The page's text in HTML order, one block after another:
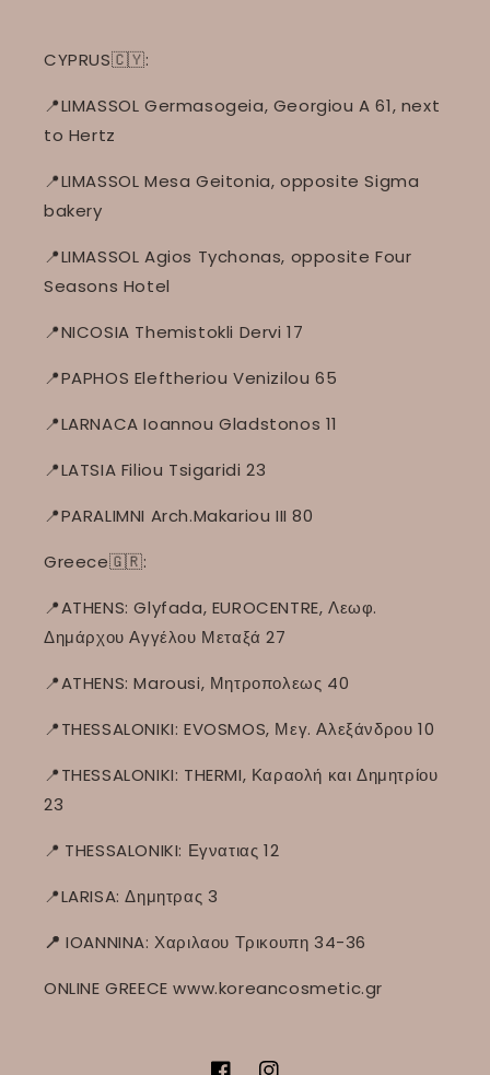
CYPRUS🇨🇾:
📍LIMASSOL Germasogeia, Georgiou A 61, next
to Hertz
📍LIMASSOL Mesa Geitonia, opposite Sigma
bakery
📍LIMASSOL Agios Tychonas, opposite Four
Seasons Hotel
📍NICOSIA Themistokli Dervi 17
📍PAPHOS Eleftheriou Venizilou 65
📍LARNACA Ioannou Gladstonos 11
📍LATSIA Filiou Tsigaridi 23
📍PARALIMNI Arch.Makariou III 80
Greece🇬🇷:
📍ATHENS: Glyfada, EUROCENTRE, Λεωφ.
Δημάρχου Αγγέλου Μεταξά 27
📍ATHENS: Marousi, Μητροπολεως 40
📍THESSALONIKI: EVOSMOS, Μεγ. Αλεξάνδρου 10
📍THESSALONIKI: THERMI, Καραολή και Δημητρίου
23
📍 THESSALONIKI: Εγνατιας 12
📍LARISA: Δημητρας 3
📍 IOANNINA: Χαριλαου Τρικουπη 34-36
ONLINE GREECE www.koreancosmetic.gr